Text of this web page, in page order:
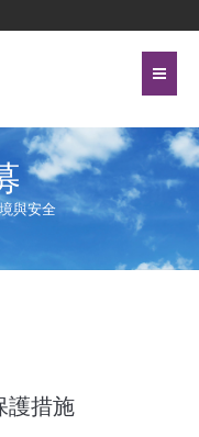
線
係
們
與安全
護措施